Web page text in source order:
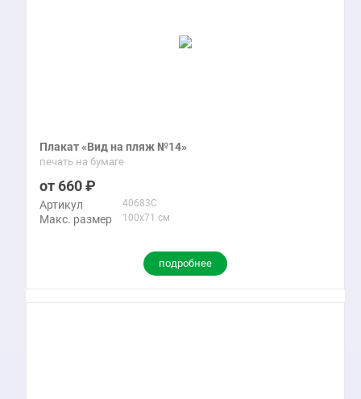
Плакат «Вид на пляж №14»
печать на бумаге
660
Артикул 40683C
Макс. размер 100x71 см
подробнее